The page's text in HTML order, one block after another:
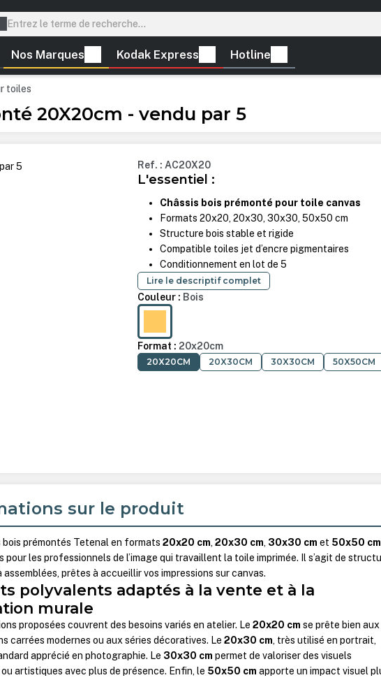
Nos Marques Kodak Express Hotline
toiles
20X20cm - vendu par 5
Ref. : AC20X20
L'essentiel :
Châssis bois prémonté pour toile canvas
Formats 20x20, 20x30, 30x30, 50x50 cm
Structure bois stable et rigide
Compatible toiles jet d’encre pigmentaires
Conditionnement en lot de 5
Lire le descriptif complet
Couleur : Bois
Format : 20x20cm
20X20CM 20X30CM 30X30CM 50X50CM
sur le produit
bois prémontés Tetenal en formats20x20 cm,20x30 cm, 30x30 cm et 50x50 cm
pour les professionnels de l’image qui travaillent la toile imprimée. Il s’agit de
assemblées, prêtes à accueillir vos impressions sur canvas.
polyvalents adaptés à la vente et à la
murale
proposées couvrent des besoins variés en atelier. Le20x20 cm se prête bien aux
carrées modernes ou aux séries décoratives. Le20x30 cm, très utilisé en portrait,
apprécié en photographie. Le 30x30 cm permet de valoriser des visuels
artistiques avec plus de présence. Enfin, le 50x50 cm apporte un impact visuel